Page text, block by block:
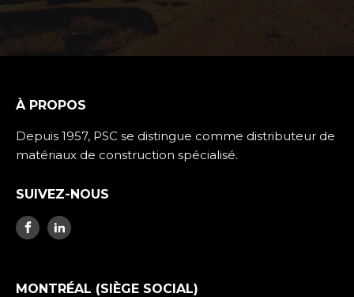
À PROPOS
Depuis 1957, PSC se distingue comme distributeur de
matériaux de construction spécialisé.
SUIVEZ-NOUS
MONTRÉAL (SIÈGE SOCIAL)